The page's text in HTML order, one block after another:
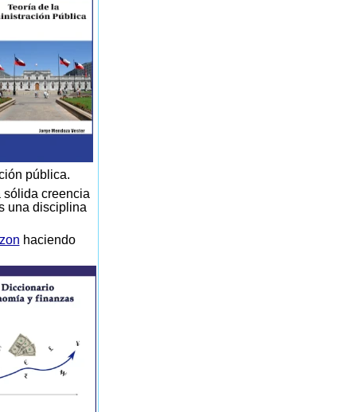
pública.
sólida creencia
una disciplina
haciendo